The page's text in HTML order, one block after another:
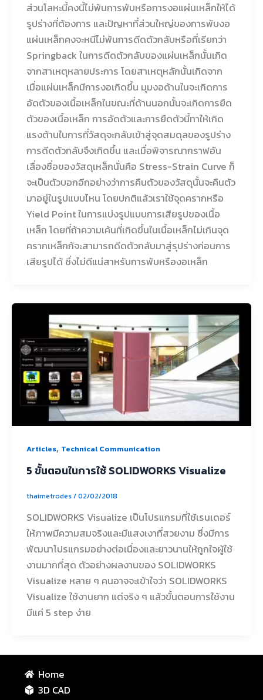
ส่วนโลหะนี้คงนี้ไม่พ้นการพับหรือการงอแผ่นเหล็กให้ได้
รูปร่างที่ต้องการ และปัญหาที่ส่วนใหญ่ของการพับงอ
แผ่นเหล็กคงจะหนีไม่พ้นการดีดตัวกลับหรือที่เรียกว่า
Springback ในการดีดตัวกลับของแผ่นเหล็กนั้นเกิด
จากสาเหตุหลายประการ โดยสาเหตุหลักนั้นเกิดจาก
เมื่อแผ่นเหล็กมีการงอเกิดขึ้น มุมงอด้านในจะเกิดการ
อัดตัวของเนื้อเหล็กในขณะที่ด้านนอกนั้นจะเกิดการยืด
ตัวของเนื้อเหล็ก การอัดตัวและการยืดตัวนี้ทาให้เกิด
แรงต้านในการที่วัสดุจะกลับเข้าสู่จุดสมดุลของรูปร่าง
การดีดตัวกลับจึงเกิดขึ้น และเมื่อพิจารณากราฟอัน
เลื่องชื่อของวัสดุเหล็กนั่นคือ Stress-Strain Curve ก็
จะเป็นตัวบอกอีกอย่างว่าการคืนตัวของวัสดุนั้นจะคืนตัว
มาอยู่ในรูปแบบไหน โดยปกติแล้วเราใช้จุดครากหรือ
Yield Point ในการแบ่งรูปแบบการเสียรูปของเนื้อ
เหล็ก โดยที่ถ้าความเค้นที่เกิดขึ้นในเนื้อเหล็กไม่เกินจุด
ครากเหล็กก้จะสามารถดีดตัวกลับมาสู่รุปร่างก่อนการ
เสียรูปได้ ซึ่งไม่ดีแน่สาหรับการพับหรืองอเหล็ก
Articles, Technical Communication
5 ขั้นตอนในการใช้ SOLIDWORKS Visualize
thaimetrodes/02/02/2018
SOLIDWORKS Visualize เป็นโปรแกรมที่ใช้เรนเดอร์
ให้ภาพมีความสมจริงและมีแสงเงาที่สวยงาม ซึ่งมีการ
พัฒนาโปรแกรมอย่างต่อเนื่องและยาวนานให้ถูกใจผู้ใช้
งานมากที่สุด ตัวอย่างผลงานของ SOLIDWORKS
Visualize หลาย ๆ คนอาจจะเข้าใจว่า SOLIDWORKS
Visualize ใช้งานยาก แต่จริง ๆ แล้วขั้นตอนการใช้งาน
มีแค่ 5 step ง่าย
Home
3D CAD